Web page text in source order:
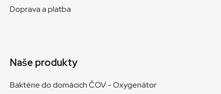
Doprava a platba
Naše produkty
Baktérie do domácich ČOV - Oxygenátor